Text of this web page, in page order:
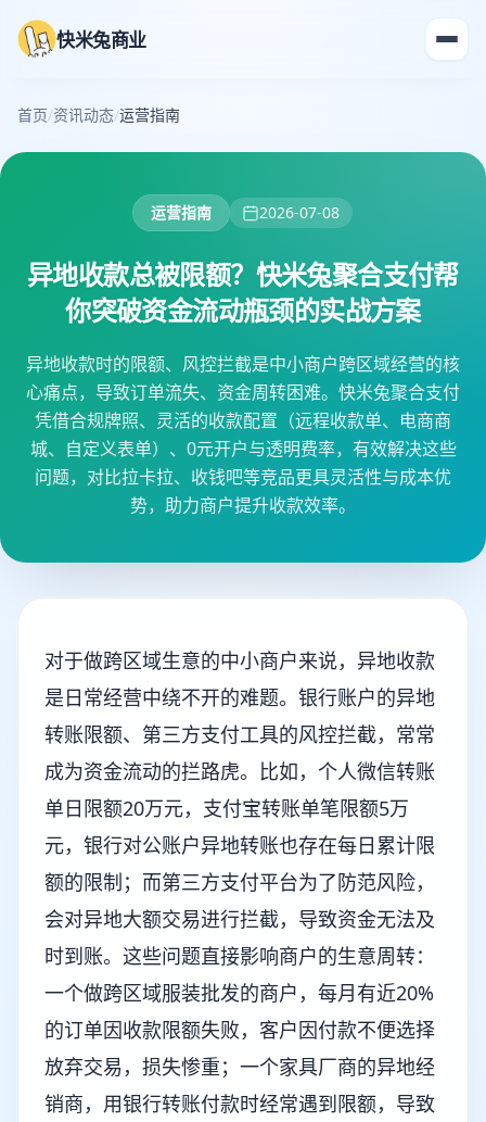
快米兔商业
首页/资讯动态/运营指南
运营指南 2026-07-08
异地收款总被限额？快米兔聚合支付帮
你突破资金流动瓶颈的实战方案
异地收款时的限额、风控拦截是中小商户跨区域经营的核
心痛点，导致订单流失、资金周转困难。快米兔聚合支付
凭借合规牌照、灵活的收款配置（远程收款单、电商商
城、自定义表单）、0元开户与透明费率，有效解决这些
问题，对比拉卡拉、收钱吧等竞品更具灵活性与成本优
势，助力商户提升收款效率。
对于做跨区域生意的中小商户来说，异地收款
是日常经营中绕不开的难题。银行账户的异地
转账限额、第三方支付工具的风控拦截，常常
成为资金流动的拦路虎。比如，个人微信转账
单日限额20万元，支付宝转账单笔限额5万
元，银行对公账户异地转账也存在每日累计限
额的限制；而第三方支付平台为了防范风险，
会对异地大额交易进行拦截，导致资金无法及
时到账。这些问题直接影响商户的生意周转：
一个做跨区域服装批发的商户，每月有近20%
的订单因收款限额失败，客户因付款不便选择
放弃交易，损失惨重；一个家具厂商的异地经
销商，用银行转账付款时经常遇到限额，导致